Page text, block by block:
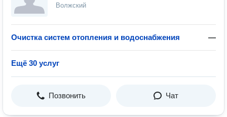
Волжский
Очистка систем отопления и водоснабжения —
Ещё 30 услуг
Позвонить Чат